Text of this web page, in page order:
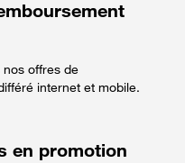
offres de
internet et mobile.
en promotion